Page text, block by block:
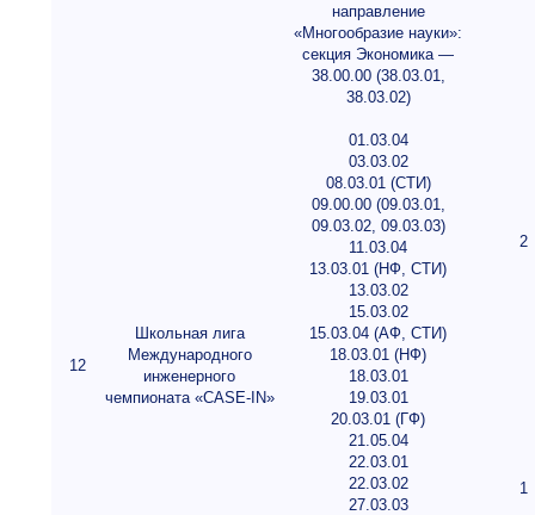
направление
«Многообразие науки»:
секция Экономика —
38.00.00 (38.03.01,
38.03.02)
12
Школьная лига
Международного
инженерного
чемпионата «CASE-IN»
01.03.04
03.03.02
08.03.01 (СТИ)
09.00.00 (09.03.01,
09.03.02, 09.03.03)
11.03.04
13.03.01 (НФ, СТИ)
13.03.02
15.03.02
15.03.04 (АФ, СТИ)
18.03.01 (НФ)
18.03.01
19.03.01
20.03.01 (ГФ)
21.05.04
22.03.01
22.03.02
27.03.03
2
1